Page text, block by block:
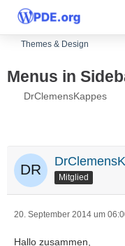
Themes & Design
Menus in
DrClemensKappes
Mitglied
20. September 2014 um
Hallo zusammen,